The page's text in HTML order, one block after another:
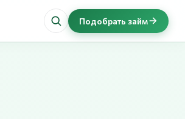
Подобрать займ